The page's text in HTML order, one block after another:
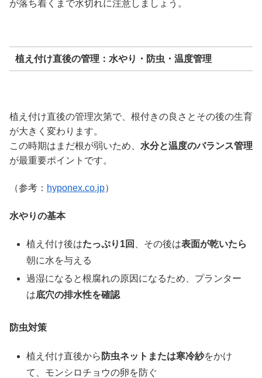
が落ち着くまで水切れに注意しましょう。
植え付け直後の管理：水やり・防虫・温度管理
植え付け直後の管理次第で、根付きの良さとその後の生育
が大きく変わります。
この時期はまだ根が弱いため、 水分と温度のバランス管理
が最重要ポイントです。
（参考： hyponex.co.jp）
水やりの基本
植え付け後はたっぷり1回 、その後は表面が乾いたら
朝に水を与える
過湿になると根腐れの原因になるため、プランター
は底穴の排水性を確認
防虫対策
植え付け直後から 防虫ネットまたは寒冷紗をかけ
て、モンシロチョウの卵を防ぐ